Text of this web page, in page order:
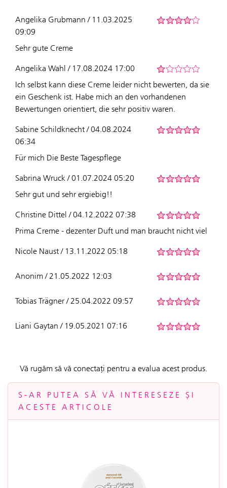
Angelika Grubmann / 11.03.2025
09:09
Sehr gute Creme
Angelika Wahl / 17.08.2024 17:00
Ich selbst kann diese Creme leider nicht bewerten, da sie
ein Geschenk ist. Habe mich an den vorhandenen
Bewertungen orientiert, die sehr positiv waren.
Sabine Schildknecht / 04.08.2024
06:34
Für mich Die Beste Tagespflege
Sabrina Wruck / 01.07.2024 05:20
Sehr gut und sehr ergiebig!!
Christine Dittel / 04.12.2022 07:38
Prima Creme - dezenter Duft und man braucht nicht viel
Nicole Naust / 13.11.2022 05:18
Anonim / 21.05.2022 12:03
Tobias Trägner / 25.04.2022 09:57
Liani Gaytan / 19.05.2021 07:16
Vă rugăm să vă conectați pentru a evalua acest produs.
S-AR PUTEA SĂ VĂ INTERESEZE ȘI
ACESTE ARTICOLE